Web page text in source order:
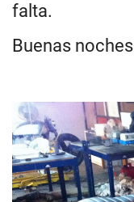
falta.
Buenas noches